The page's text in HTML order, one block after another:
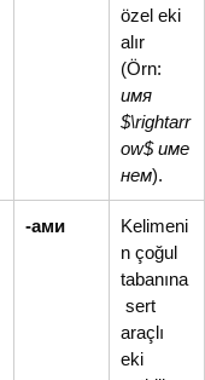
özel eki
alır
(Örn:
имя
$\rightarr
ow$ име
нем).
-ами
Kelimeni
n çoğul
tabanına
sert
araçlı
eki